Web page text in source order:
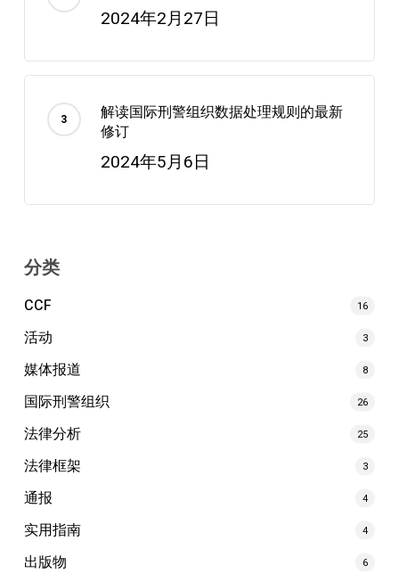
2024年2月27日
解读国际刑警组织数据处理规则的最新
修订
2024年5月6日
分类
CCF
16
活动 3
媒体报道 8
国际刑警组织 26
法律分析 25
法律框架 3
通报 4
实用指南 4
出版物 6